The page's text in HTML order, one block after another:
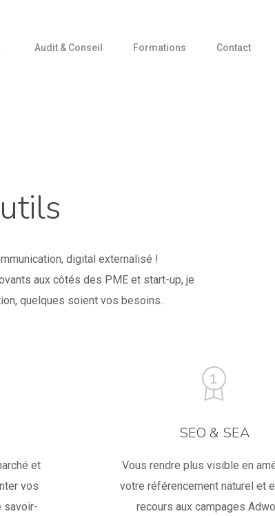
Audit & Conseil Formations Contact
digital externalisé !
aux côtés des PME et start-up, je
quelques soient vos besoins.
et
vos
savoir-
SEO & SEA
Vous rendre plus visible en
votre référencement naturel et
recours aux campages